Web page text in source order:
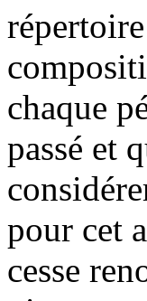
chaque
passé et
pour cet
cesse